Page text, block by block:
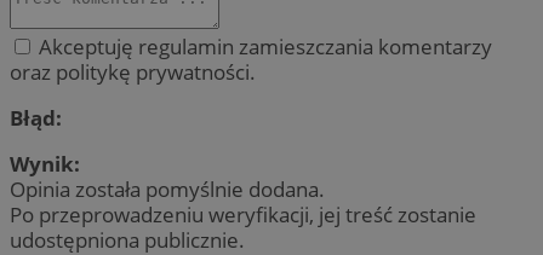
Akceptuję regulamin zamieszczania komentarzy
oraz politykę prywatności.
Błąd:
Wynik:
Opinia została pomyślnie dodana.
Po przeprowadzeniu weryfikacji, jej treść zostanie
udostępniona publicznie.